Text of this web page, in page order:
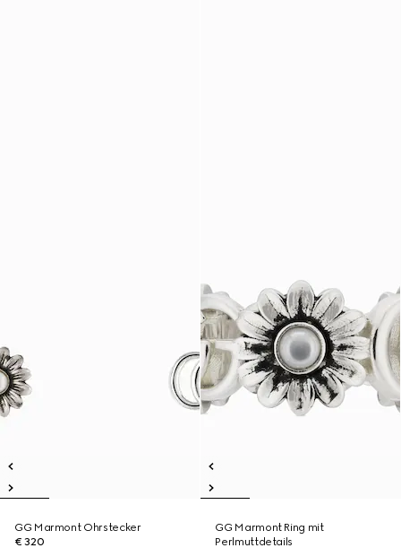
GG Marmont Ohrstecker
€ 320
GG Marmont Ring mit
Perlmuttdetails